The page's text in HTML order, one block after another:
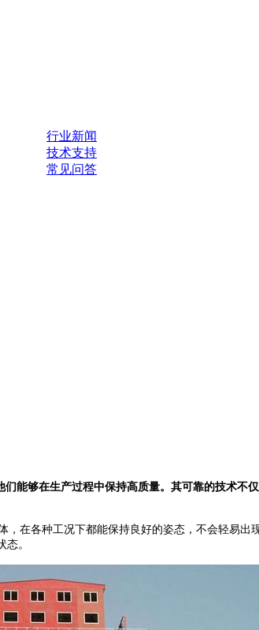
行业新闻
技术支持
常见问答
能够在生产过程中保持高质量。其可靠的技术不
在各种工况下都能保持良好的姿态，不会轻易
。